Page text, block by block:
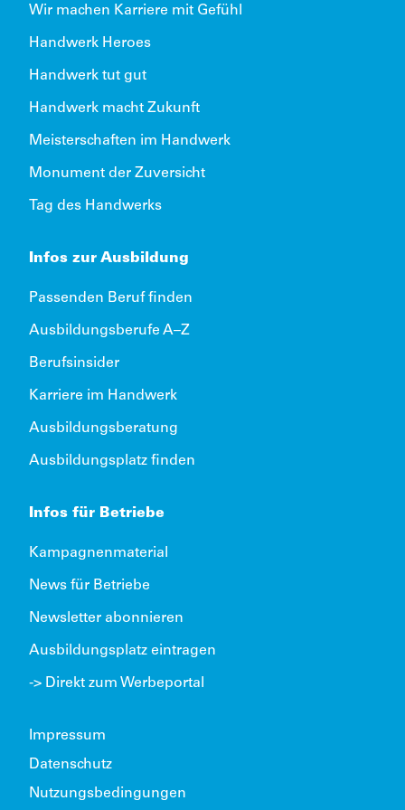
Wir machen Karriere mit Gefühl
Handwerk Heroes
Handwerk tut gut
Handwerk macht Zukunft
Meisterschaften im Handwerk
Monument der Zuversicht
Tag des Handwerks
Infos zur Ausbildung
Passenden Beruf finden
Ausbildungsberufe A–Z
Berufsinsider
Karriere im Handwerk
Ausbildungsberatung
Ausbildungsplatz finden
Infos für Betriebe
Kampagnenmaterial
News für Betriebe
Newsletter abonnieren
Ausbildungsplatz eintragen
-> Direkt zum Werbeportal
Impressum
Datenschutz
Nutzungsbedingungen